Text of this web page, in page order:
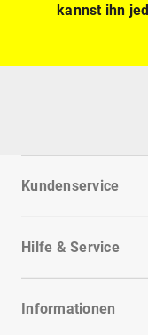
kannst ihn
Kundenservice
Hilfe & Service
Informationen